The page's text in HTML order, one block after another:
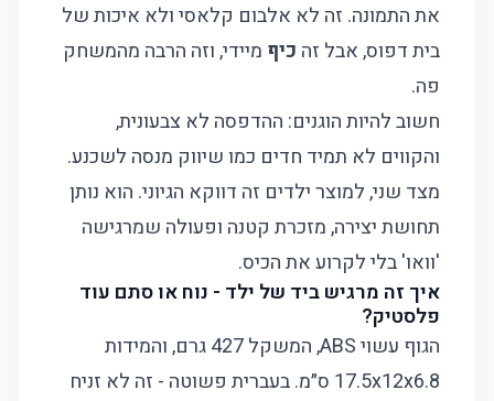
את התמונה. זה לא אלבום קלאסי ולא איכות של
בית דפוס, אבל זה כיף מיידי, וזה הרבה מהמשחק
פה.
חשוב להיות הוגנים: ההדפסה לא צבעונית,
והקווים לא תמיד חדים כמו שיווק מנסה לשכנע.
מצד שני, למוצר ילדים זה דווקא הגיוני. הוא נותן
תחושת יצירה, מזכרת קטנה ופעולה שמרגישה
'וואו' בלי לקרוע את הכיס.
איך זה מרגיש ביד של ילד - נוח או סתם עוד
פלסטיק?
הגוף עשוי ABS, המשקל 427 גרם, והמידות
17.5x12x6.8 ס״מ. בעברית פשוטה - זה לא זניח